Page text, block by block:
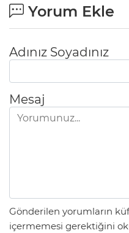
Yorum Ekle
Adınız Soyadınız
Mesaj
Gönderilen yorumların
içermemesi gerektiğini